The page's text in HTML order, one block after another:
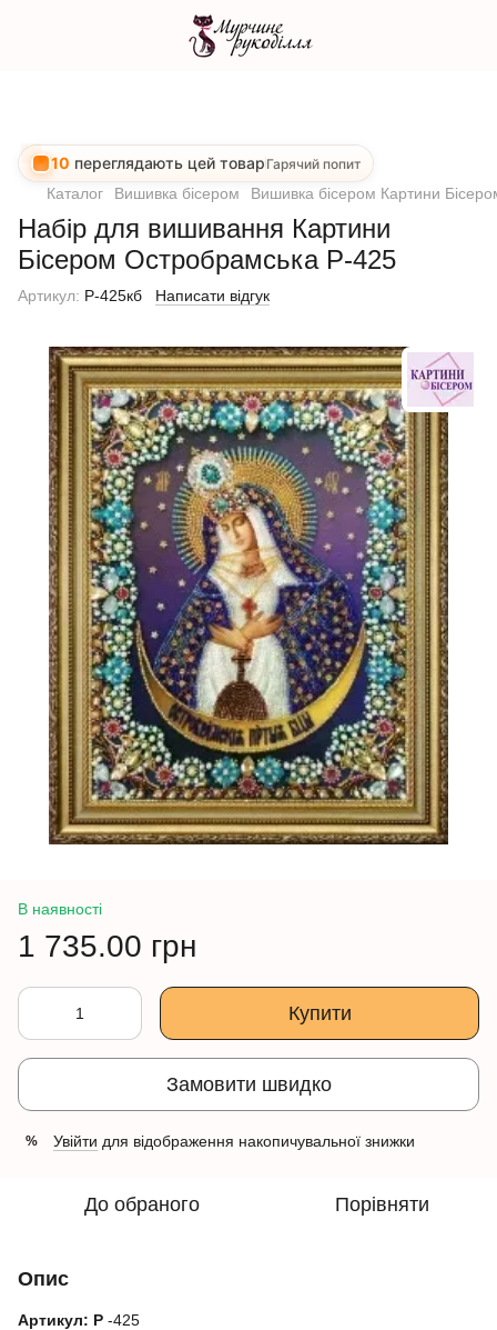
10 переглядають цей товар Гарячий попит
Каталог Вишивка бісером Вишивка бісером Картини
Набір для вишивання Картини
Бісером Остробрамська Р-425
Артикул: P-425кб Написати відгук
В наявності
1 735.00 грн
Купити
Замовити швидко
% Увійти для відображення накопичувальної знижки
До обраного Порівняти
Опис
Артикул: Р -425